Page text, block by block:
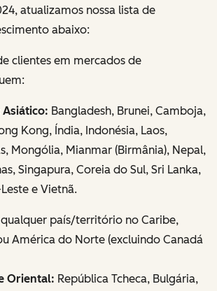
atualizamos nossa lista de
abaixo:
clientes em mercados de
:
Asiático: Bangladesh, Brunei, Camboja,
Kong, Índia, Indonésia, Laos,
Mongólia, Mianmar (Birmânia), Nepal,
Singapura, Coreia do Sul, Sri Lanka,
e Vietnã.
qualquer país/território no Caribe,
América do Norte (excluindo Canadá
Oriental: República Tcheca, Bulgária,